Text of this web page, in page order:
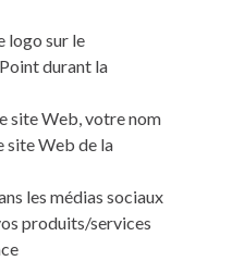
logo sur le
durant la
site Web, votre nom
site Web de la
les médias sociaux
produits/services